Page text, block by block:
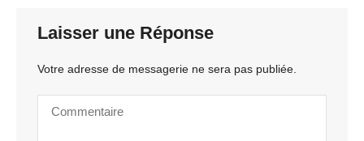
Laisser une Réponse
Votre adresse de messagerie ne sera pas publiée.